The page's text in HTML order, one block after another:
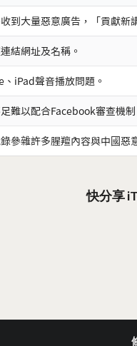
到大量惡意廣告，「貢獻新
結網址及名稱。
iPad聲音播放問題。
難以配合Facebook審查機
參雜許多腥羶內容與中國惡
快分享